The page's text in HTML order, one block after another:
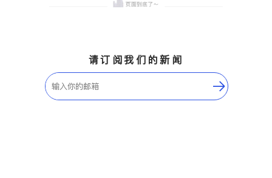
请订阅我们的新闻